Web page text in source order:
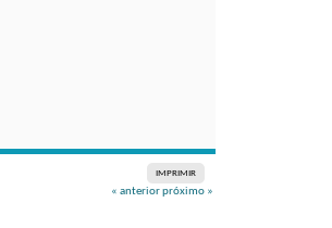
IMPRIMIR
« anterior próximo »